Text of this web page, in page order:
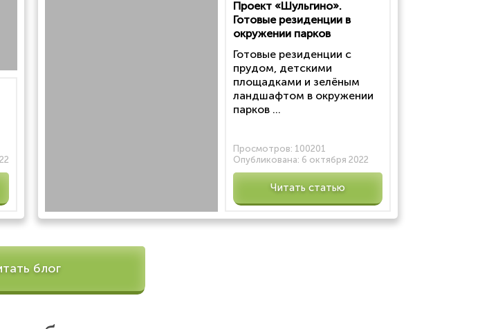
Проект «Шульгино».
Готовые резиденции в
окружении парков
Готовые резиденции с
прудом, детскими
площадками и зелёным
ландшафтом в окружении
парков ...
Просмотров: 100201
Опубликована: 6 октября 2022
Читать статью
блог